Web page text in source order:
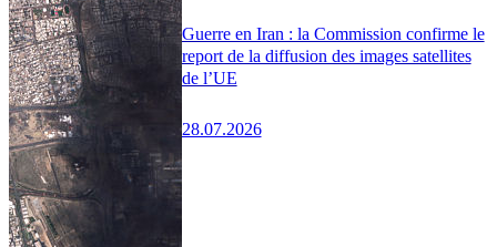
Guerre en Iran : la Commission confirme le
report de la diffusion des images satellites
de l’UE
28.07.2026